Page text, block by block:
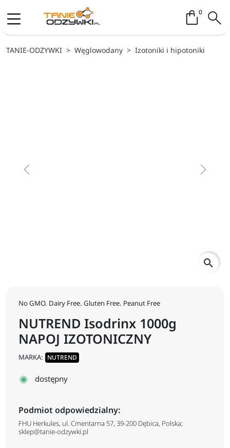
0Koszyk /
TANIE-ODZYWKI Węglowodany Izotoniki i hipotoniki
Previous Next
search
No GMO. Dairy Free. Gluten Free. Peanut Free
NUTREND Isodrinx 1000g
NAPOJ IZOTONICZNY
MARKA: NUTREND
dostępny
Podmiot odpowiedzialny:
FHU Herkules, ul. Cmentarna 57, 39-200 Dębica, Polska;
sklep@tanie-odzywki.pl